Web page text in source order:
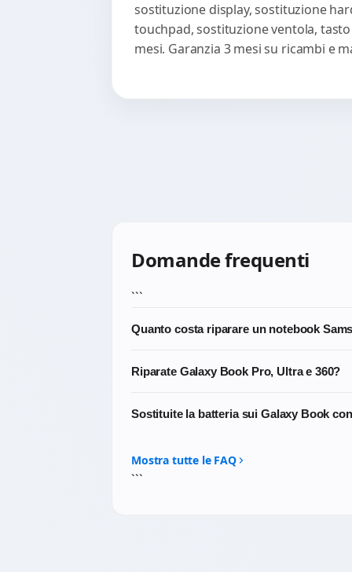
sostituzione display, sostituzione
touchpad, sostituzione ventola,
mesi. Garanzia 3 mesi su ricambi e
Domande frequenti
```
Quanto costa riparare un notebook
€65-€130 ricambi inclusi. Sui Galaxy Book
Riparate Galaxy Book Pro, Ultra e 360?
Book Flex, Notebook 9, ATIV e
Sostituite la batteria sui Galaxy Book
Samsung quando reperibili o compatibili
Mostra tutte le FAQ
```